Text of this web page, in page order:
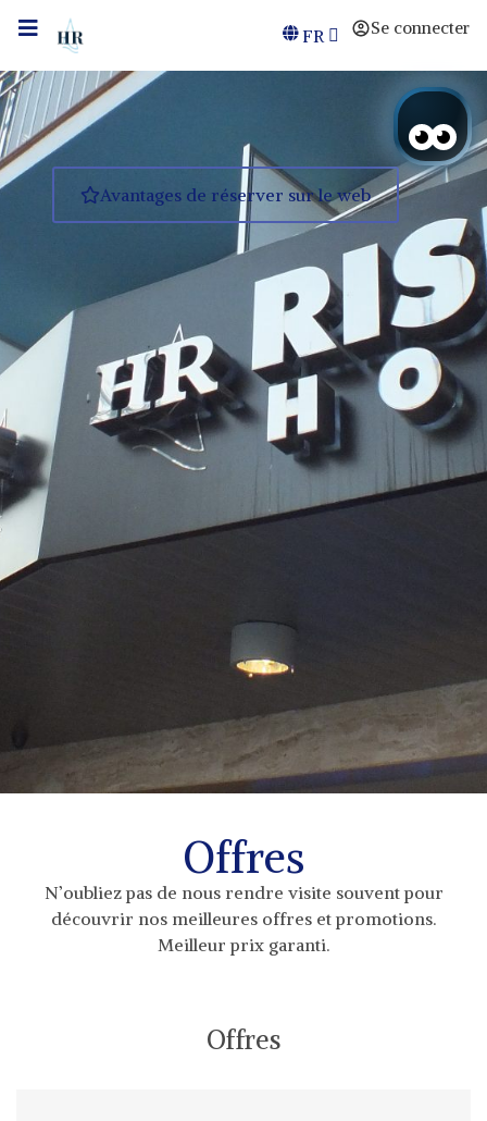
Se connecter
FR
Avantages de réserver sur le web
Offres
N’oubliez pas de nous rendre visite souvent pour
découvrir nos meilleures offres et promotions.
Meilleur prix garanti.
Offres